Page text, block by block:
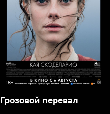
Грозовой перевал